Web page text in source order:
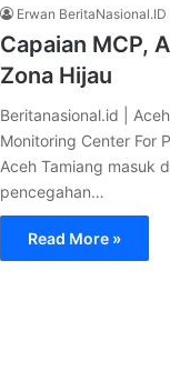
Erwan BeritaNasional.ID
Capaian MCP,
Zona Hijau
Beritanasional.id |
Monitoring Center For
Aceh Tamiang masuk
pencegahan…
Read More »